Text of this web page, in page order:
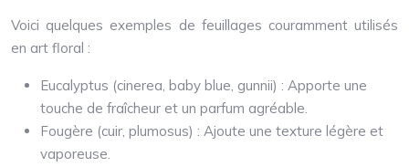
Voici quelques exemples de feuillages couramment utilisés
en art floral :
Eucalyptus (cinerea, baby blue, gunnii) : Apporte une
touche de fraîcheur et un parfum agréable.
Fougère (cuir, plumosus) : Ajoute une texture légère et
vaporeuse.